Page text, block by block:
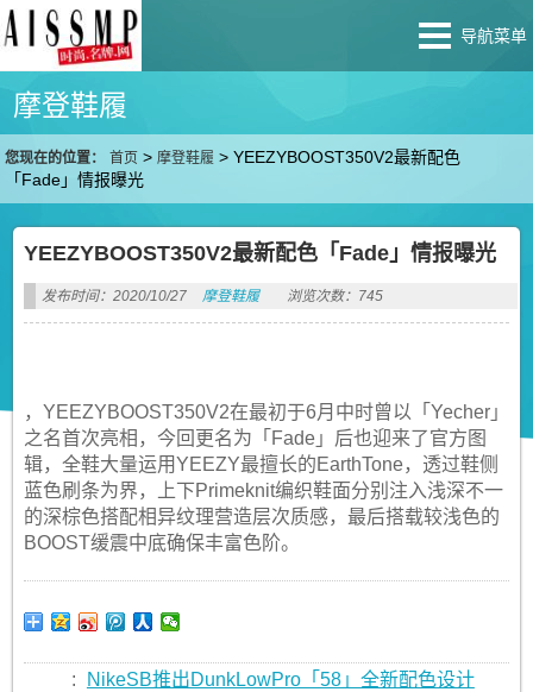
导航菜单
摩登鞋履
您现在的位置： 首页 >摩登鞋履 >YEEZYBOOST350V2最新配色
「Fade」情报曝光
YEEZYBOOST350V2最新配色「Fade」情报曝光
发布时间：2020/10/27 摩登鞋履 浏览次数：745
，YEEZYBOOST350V2在最初于6月中时曾以「Yecher」
之名首次亮相，今回更名为「Fade」后也迎来了官方图
辑，全鞋大量运用YEEZY最擅长的EarthTone，透过鞋侧
蓝色刷条为界，上下Primeknit编织鞋面分别注入浅深不一
的深棕色搭配相异纹理营造层次质感，最后搭载较浅色的
BOOST缓震中底确保丰富色阶。
:
NikeSB推出DunkLowPro「58」全新配色设计